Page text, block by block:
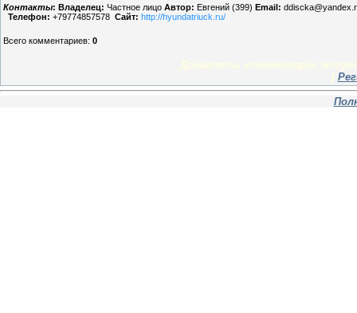
Контакты: Владелец: Частное лицо Автор: Евгений (399) Email:
Телефон: +79774857578 Сайт: http://hyundatriuck.ru/
Всего комментариев: 0